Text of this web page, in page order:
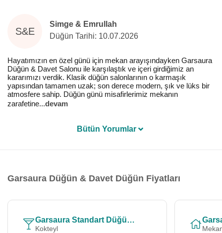
S&E
Simge & Emrullah
Düğün Tarihi: 10.07.2026
Hayatımızın en özel günü için mekan arayışındayken Garsaura
Düğün & Davet Salonu ile karşılaştık ve içeri girdiğimiz an
kararımızı verdik. Klasik düğün salonlarının o karmaşık
yapısından tamamen uzak; son derece modern, şık ve lüks bir
atmosfere sahip. Düğün günü misafirlerimiz mekanın
zarafetine...devam
Bütün Yorumlar
Garsaura Düğün & Davet Düğün Fiyatları
Garsaura Standart Düğün/Nişan Menü
Kokteyl